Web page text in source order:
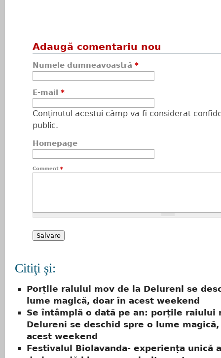
Adaugă comentariu nou
Numele dumneavoastră *
E-mail *
Conţinutul acestui câmp va fi considerat
public.
Homepage
Comment *
Citiţi şi:
Porțile raiului mov de la Delureni se
lume magică, doar în acest weekend
Se întâmplă o dată pe an: porțile raiului
Delureni se deschid spre o lume
acest weekend
Festivalul Biolavanda- experiența unică